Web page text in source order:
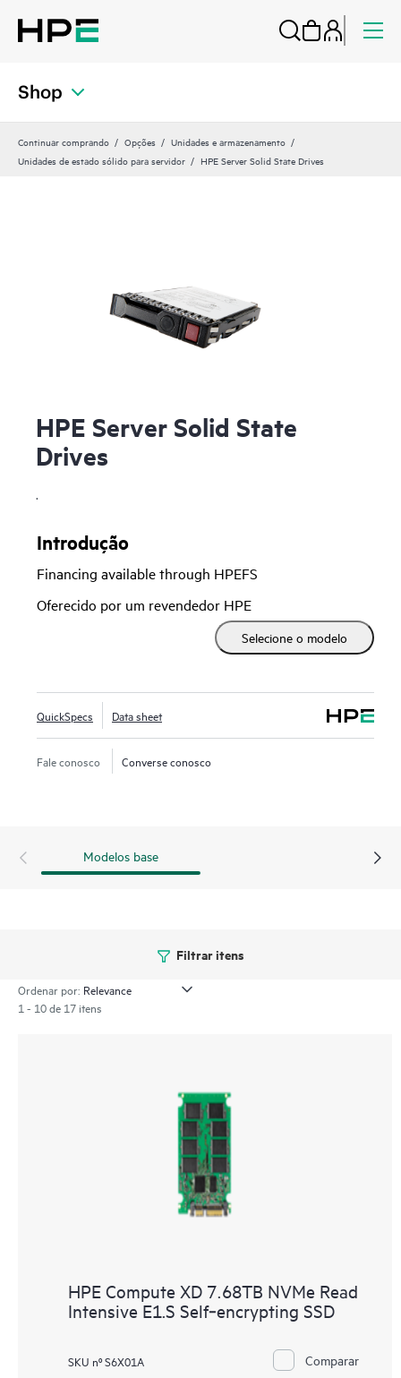
Shop
Continuar comprando Opções
Unidades e armazenamento
Unidades de estado sólido para servidor
HPE Server Solid State Drives
HPE Server Solid State
Drives
.
Introdução
Financing available through HPEFS
Oferecido por um revendedor HPE
Selecione o modelo
QuickSpecs Data sheet
Fale conosco Converse conosco
Modelos base
Filtrar itens
Ordenar por:
1 - 10 de 17 itens
HPE Compute XD 7.68TB NVMe Read
Intensive E1.S Self‑encrypting SSD
SKU nº S6X01A Comparar